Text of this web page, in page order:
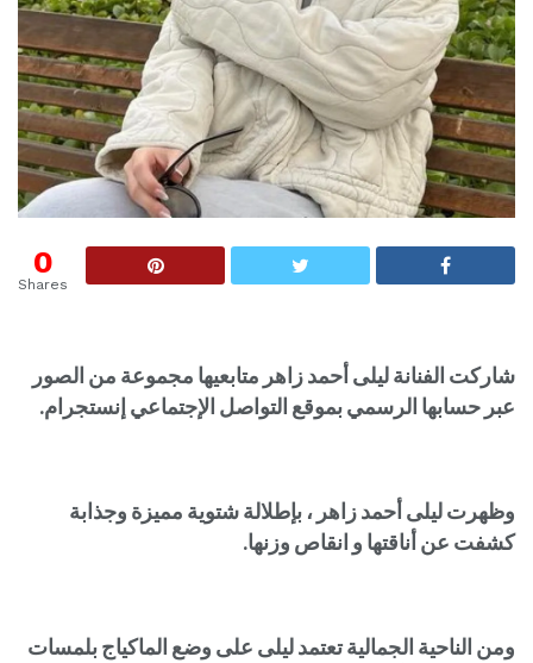
0
Shares
شاركت الفنانة ليلى أحمد زاهر متابعيها مجموعة من الصور
عبر حسابها الرسمي بموقع التواصل الإجتماعي إنستجرام.
وظهرت ليلى أحمد زاهر ، بإطلالة شتوية مميزة وجذابة
كشفت عن أناقتها و انقاص وزنها.
ومن الناحية الجمالية تعتمد ليلى على وضع الماكياج بلمسات